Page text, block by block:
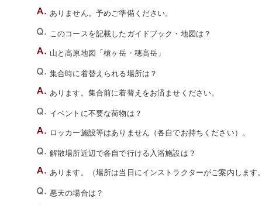
ありません。予めご準備ください。
このコースを記載したガイドブック・地図は？
山と高原地図「槍ヶ岳・穂高岳」
集合時に着替えられる場所は？
あります。集合前に着替えをお済ませください。
イベントに不要な荷物は？
ロッカー施設等はありません（各自でお持ちください）。
解散場所近辺で各自で行ける入浴施設は？
あります。（場所は当日にインストラクターがご案内します
悪天の場合は？